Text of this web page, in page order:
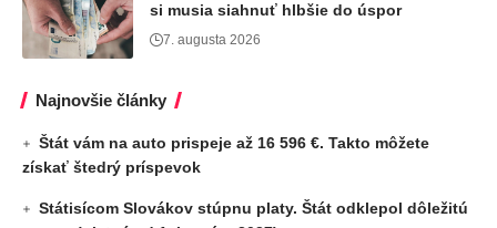
si musia siahnuť hlbšie do úspor
7. augusta 2026
Najnovšie články
Štát vám na auto prispeje až 16 596 €. Takto môžete
získať štedrý príspevok
Státisícom Slovákov stúpnu platy. Štát odklepol dôležitú